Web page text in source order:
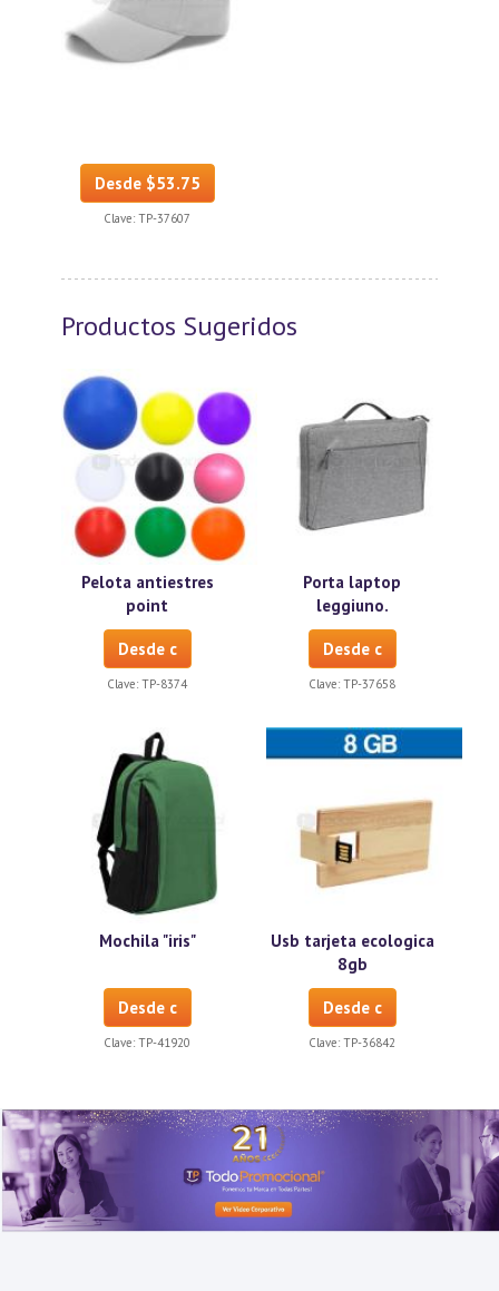
Desde $53.75
Clave: TP-37607
Productos Sugeridos
Pelota antiestres
point
Desde c
Clave: TP-8374
Porta laptop
leggiuno.
Desde c
Clave: TP-37658
Mochila "iris"
Desde c
Clave: TP-41920
Usb tarjeta ecologica
8gb
Desde c
Clave: TP-36842